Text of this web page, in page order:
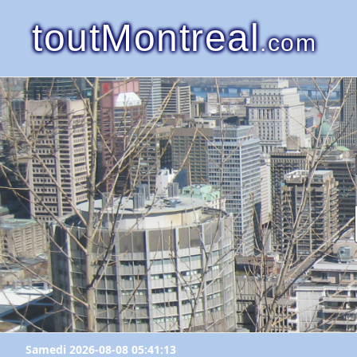
toutMontreal.com
Samedi 2026-08-08 05:41:13